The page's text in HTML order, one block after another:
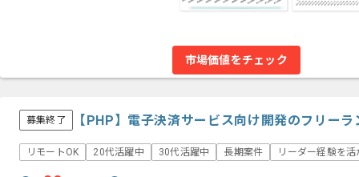
市場価値をチェック
募集終了 【PHP】電子決済サービス向け開発のフリー
リモートOK 20代活躍中 30代活躍中 長期案件 リーダー経験を活